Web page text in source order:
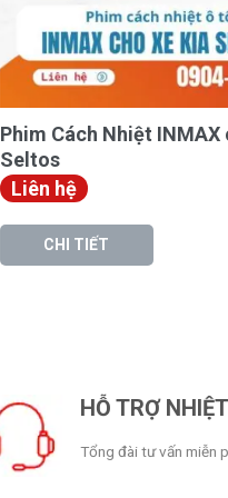
Phim Cách Nhiệt INMAX
Seltos
Liên hệ
CHI TIẾT
HỖ TRỢ
Tổng đài tư vấn miễn